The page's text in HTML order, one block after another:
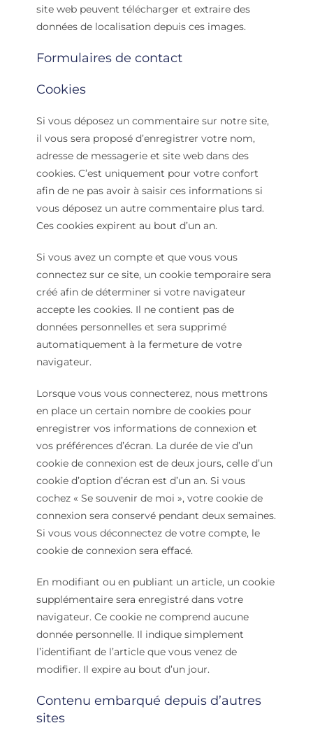
site web peuvent télécharger et extraire des
données de localisation depuis ces images.
Formulaires de contact
Cookies
Si vous déposez un commentaire sur notre site,
il vous sera proposé d’enregistrer votre nom,
adresse de messagerie et site web dans des
cookies. C’est uniquement pour votre confort
afin de ne pas avoir à saisir ces informations si
vous déposez un autre commentaire plus tard.
Ces cookies expirent au bout d’un an.
Si vous avez un compte et que vous vous
connectez sur ce site, un cookie temporaire sera
créé afin de déterminer si votre navigateur
accepte les cookies. Il ne contient pas de
données personnelles et sera supprimé
automatiquement à la fermeture de votre
navigateur.
Lorsque vous vous connecterez, nous mettrons
en place un certain nombre de cookies pour
enregistrer vos informations de connexion et
vos préférences d’écran. La durée de vie d’un
cookie de connexion est de deux jours, celle d’un
cookie d’option d’écran est d’un an. Si vous
cochez « Se souvenir de moi », votre cookie de
connexion sera conservé pendant deux semaines.
Si vous vous déconnectez de votre compte, le
cookie de connexion sera effacé.
En modifiant ou en publiant un article, un cookie
supplémentaire sera enregistré dans votre
navigateur. Ce cookie ne comprend aucune
donnée personnelle. Il indique simplement
l’identifiant de l’article que vous venez de
modifier. Il expire au bout d’un jour.
Contenu embarqué depuis d’autres
sites